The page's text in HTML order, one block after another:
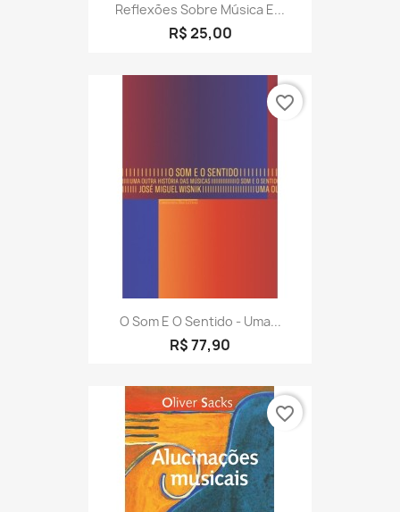
Reflexões Sobre Música E...
R$ 25,00
O Som E O Sentido - Uma...
R$ 77,90
favorite_border
favorite_border